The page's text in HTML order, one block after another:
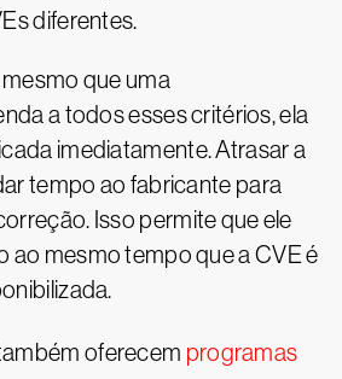
diferentes.
que uma
a todos esses critérios, ela
imediatamente. Atrasar a
tempo ao fabricante para
Isso permite que ele
ao mesmo tempo que a CVE é
oferecem programas